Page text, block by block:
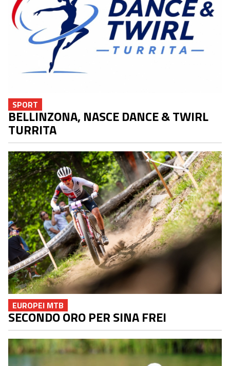
SPORT
BELLINZONA, NASCE DANCE & TWIRL
TURRITA
EUROPEI MTB
SECONDO ORO PER SINA FREI